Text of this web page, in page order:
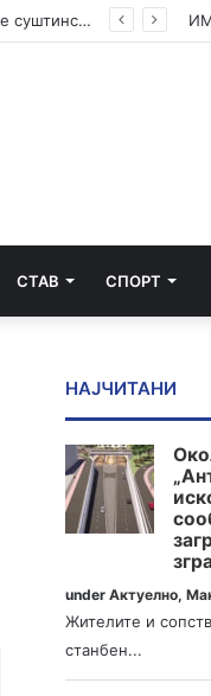
(ФОТО) Ахмети на средба со в.д. амбасадорката на САД: Американската поддршка е суштинска за зачувување на духот на Охридскиот договор
СТАВ СПОРТ
НАЈЧИТАНИ
underАктуелно,
Жителите и
станбен...